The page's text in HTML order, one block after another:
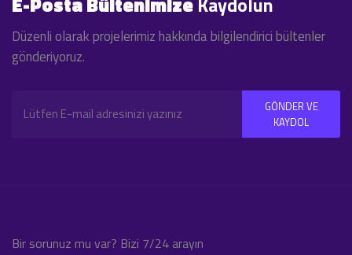
Düzenli olarak projelerimiz hakkında bilgilendirici bültenler
gönderiyoruz.
GÖNDER VE
KAYDOL
Bir sorunuz mu var? Bizi 7/24 arayın